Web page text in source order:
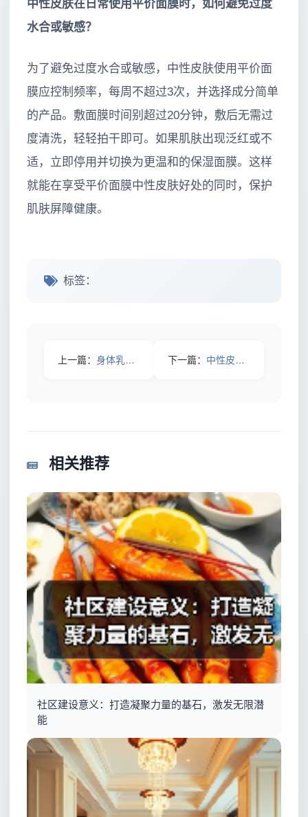
中性皮肤在日常使用平价面膜时，如何避免过度
水合或敏感？
为了避免过度水合或敏感，中性皮肤使用平价面
膜应控制频率，每周不超过3次，并选择成分简单
的产品。敷面膜时间别超过20分钟，敷后无需过
度清洗，轻轻拍干即可。如果肌肤出现泛红或不
适，立即停用并切换为更温和的保湿面膜。这样
就能在享受平价面膜中性皮肤好处的同时，保护
肌肤屏障健康。
标签：
上一篇： 身体乳价格越高越好？3个误区让你多花冤枉钱 下一篇： 中性皮肤长痘千万别乱用，选对暗疮膏的3个秘密
相关推荐
社区建设意义：打造凝聚力量的基石，激发无限潜
能